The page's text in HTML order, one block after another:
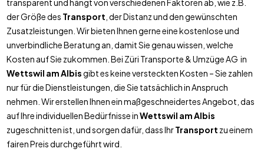
transparent und hängt von verschiedenen Faktoren ab, wie z.B.
der Größe des Transport , der Distanz und den gewünschten
Zusatzleistungen. Wir bieten Ihnen gerne eine kostenlose und
unverbindliche Beratung an, damit Sie genau wissen, welche
Kosten auf Sie zukommen. Bei Züri Transporte & Umzüge AG in
Wettswil am Albisgibt es keine versteckten Kosten – Sie zahlen
nur für die Dienstleistungen, die Sie tatsächlich in Anspruch
nehmen. Wir erstellen Ihnen ein maßgeschneidertes Angebot, das
auf Ihre individuellen Bedürfnisse inWettswil am Albis
zugeschnitten ist, und sorgen dafür, dass IhrTransport zu einem
fairen Preis durchgeführt wird.